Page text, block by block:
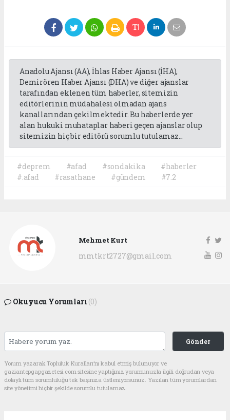
Anadolu Ajansı (AA), İhlas Haber Ajansı (İHA),
Demirören Haber Ajansı (DHA) ve diğer ajanslar
tarafından eklenen tüm haberler, sitemizin
editörlerinin müdahalesi olmadan ajans
kanallarından çekilmektedir. Bu haberlerde yer
alan hukuki muhataplar haberi geçen ajanslar olup
sitemizin hiç bir editörü sorumlu tutulamaz...
#deprem #afad #sondakika
#haberler
#.afad
#rasathane #gündem #7.2
Mehmet Kurt
mmtkrt2727@gmail.com
Okuyucu Yorumları (0)
Gönder
Yorum yazarak Topluluk Kuralları’nı kabul etmiş bulunuyor ve
gaziantepgapgazetesi.com sitesine yaptığınız yorumunuzla ilgili doğrudan veya
dolaylı tüm sorumluluğu tek başınıza üstleniyorsunuz. Yazılan tüm yorumlardan
site yönetimi hiçbir şekilde sorumlu tutulamaz.